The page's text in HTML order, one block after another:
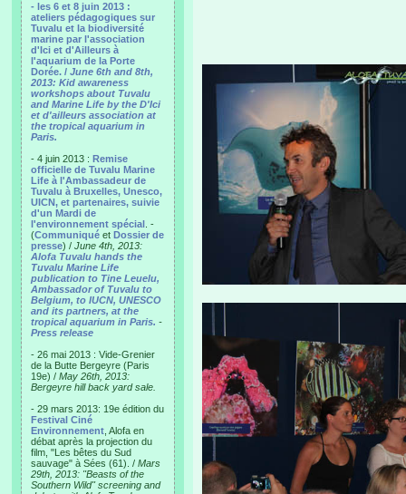
- les 6 et 8 juin 2013 :
ateliers pédagogiques sur
Tuvalu et la biodiversité
marine par l'association
d'Ici et d'Ailleurs à
l'aquarium de la Porte
Dorée. / June 6th and 8th,
2013: Kid awareness
workshops about Tuvalu
and Marine Life by the D'Ici
et d'ailleurs association at
the tropical aquarium in
Paris.
- 4 juin 2013 : Remise
officielle de Tuvalu Marine
Life à l'Ambassadeur de
Tuvalu à Bruxelles, Unesco,
UICN, et partenaires, suivie
d'un Mardi de
l'environnement spécial . -
(Communiqué et Dossier de
presse) / June 4th, 2013:
Alofa Tuvalu hands the
Tuvalu Marine Life
publication to Tine Leuelu,
Ambassador of Tuvalu to
Belgium, to IUCN, UNESCO
and its partners, at the
tropical aquarium in Paris. -
Press release
- 26 mai 2013 : Vide-Grenier
de la Butte Bergeyre (Paris
19e) / May 26th, 2013:
Bergeyre hill back yard sale.
- 29 mars 2013: 19e édition du
Festival Ciné
Environnement , Alofa en
débat après la projection du
film, "Les bêtes du Sud
sauvage" à Sées (61). / Mars
29th, 2013: "Beasts of the
Southern Wild" screening and